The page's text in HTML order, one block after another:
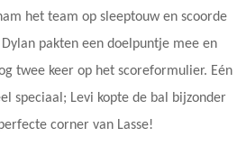
het team op sleeptouw en scoorde
pakten een doelpuntje mee en
twee keer op het scoreformulier. Eén
speciaal; Levi kopte de bal bijzonder
corner van Lasse!